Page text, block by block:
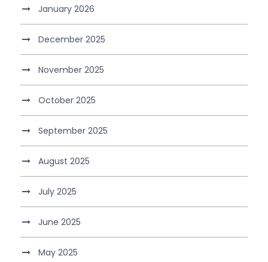
January 2026
December 2025
November 2025
October 2025
September 2025
August 2025
July 2025
June 2025
May 2025